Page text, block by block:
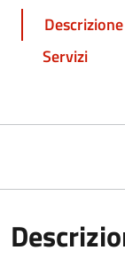
Descrizione
Servizi